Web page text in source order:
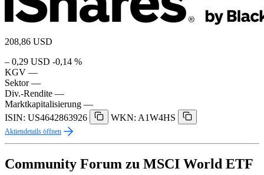
208,86 USD
– 0,29 USD -0,14 %
KGV —
Sektor —
Div.-Rendite —
Marktkapitalisierung —
ISIN: US4642863926
WKN: A1W4HS
Aktiendetails öffnen
Community Forum zu MSCI World ETF